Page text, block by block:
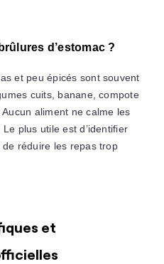
d’estomac ?
et peu épicés sont souvent
cuits, banane, compote
aliment ne calme les
plus utile est d’identifier
réduire les repas trop
et